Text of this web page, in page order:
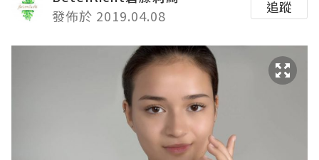
發佈於 2019.04.08
追蹤